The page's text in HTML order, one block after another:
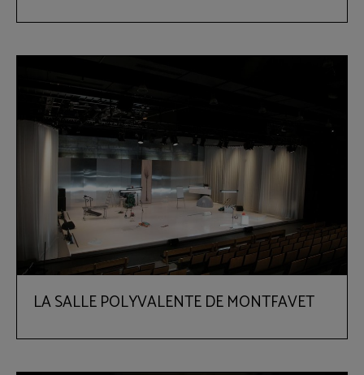
LA SALLE POLYVALENTE DE MONTFAVET